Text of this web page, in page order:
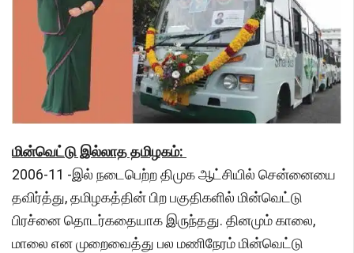
மின்வெட்டு இல்லாத தமிழகம்:
2006-11 -இல் நடைபெற்ற திமுக ஆட்சியில் சென்னையை
தவிர்த்து, தமிழகத்தின் பிற பகுதிகளில் மின்வெட்டு
பிரச்னை தொடர்கதையாக இருந்தது. தினமும் காலை,
மாலை என முறைவைத்து பல மணிநேரம் மின்வெட்டு